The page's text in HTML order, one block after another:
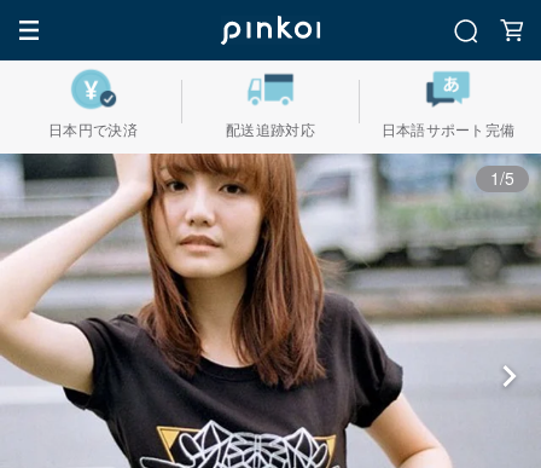
日本円で決済 配送追跡対応 日本語サポート完備
1/5